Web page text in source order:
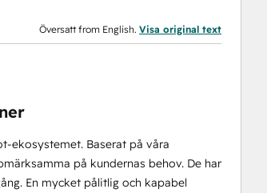
Översatt from English. Visa original text
ekosystemet. Baserat på våra
på kundernas behov. De har
En mycket pålitlig och kapabel